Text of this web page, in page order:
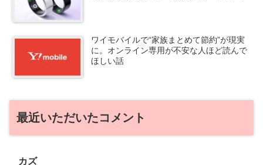
ワイモバイルで“家族まとめて節約”が現実
に。オンライン専用が不安な人ほど読んで
ほしい話
最近いただいたコメント
カズ